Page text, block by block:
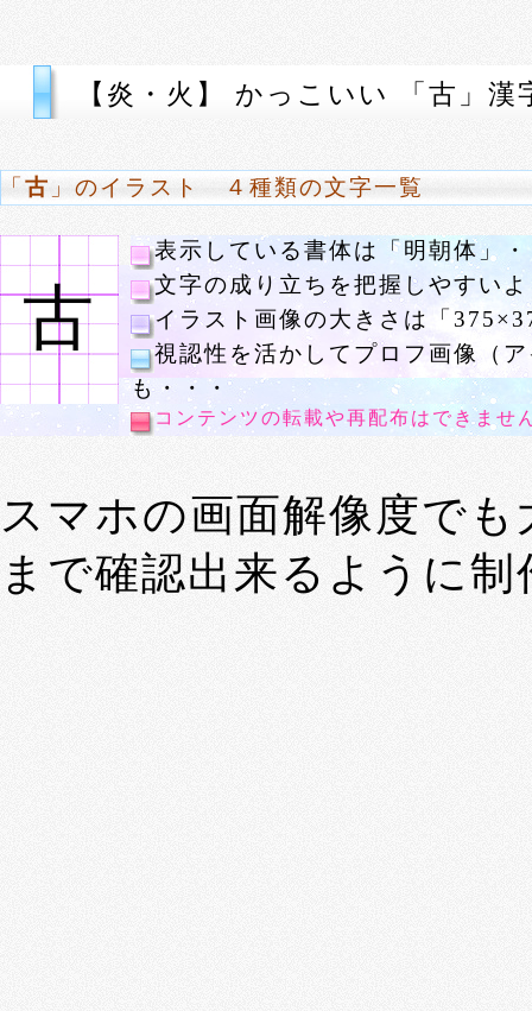
【炎・火】 かっこいい 「古」
「 古 」のイラスト ４種類の文字一覧
古
表示している書体は「明朝体」
文字の成り立ちを把握しやすい
イラスト画像の大きさは「
視認性を活かしてプロフ画像（
も・・・
コンテンツの転載や再配布はできませ
スマホの画面解像度で
まで確認出来るように